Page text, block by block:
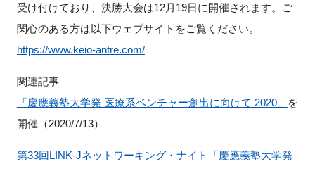
受け付けており、決勝大会は12月19日に開催されます。ご
関心のある方は以下ウェブサイトをご覧ください。
https://www.keio-antre.com/
関連記事
「慶應義塾大学発 医療系ベンチャー創出に向けて 2020」
を
開催（2020/7/13）
第33回LINK-Jネットワーキング・ナイト「慶應義塾大学発